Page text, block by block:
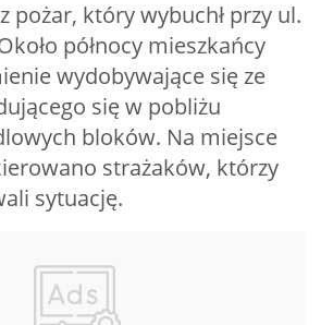
pożar, który wybuchł przy ul.
północy mieszkańcy
wydobywające się ze
się w pobliżu
bloków. Na miejsce
strażaków, którzy
sytuację.